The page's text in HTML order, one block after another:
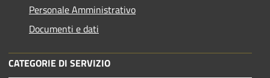
Personale Amministrativo
Documenti e dati
CATEGORIE DI SERVIZIO